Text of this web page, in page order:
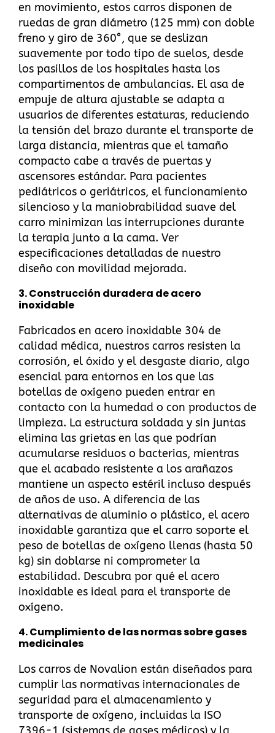
en movimiento, estos carros disponen de
ruedas de gran diámetro (125 mm) con doble
freno y giro de 360°, que se deslizan
suavemente por todo tipo de suelos, desde
los pasillos de los hospitales hasta los
compartimentos de ambulancias. El asa de
empuje de altura ajustable se adapta a
usuarios de diferentes estaturas, reduciendo
la tensión del brazo durante el transporte de
larga distancia, mientras que el tamaño
compacto cabe a través de puertas y
ascensores estándar. Para pacientes
pediátricos o geriátricos, el funcionamiento
silencioso y la maniobrabilidad suave del
carro minimizan las interrupciones durante
la terapia junto a la cama. Ver
especificaciones detalladas de nuestro
diseño con movilidad mejorada.
3.Construcción duradera de acero
inoxidable
Fabricados en acero inoxidable 304 de
calidad médica, nuestros carros resisten la
corrosión, el óxido y el desgaste diario, algo
esencial para entornos en los que las
botellas de oxígeno pueden entrar en
contacto con la humedad o con productos de
limpieza. La estructura soldada y sin juntas
elimina las grietas en las que podrían
acumularse residuos o bacterias, mientras
que el acabado resistente a los arañazos
mantiene un aspecto estéril incluso después
de años de uso. A diferencia de las
alternativas de aluminio o plástico, el acero
inoxidable garantiza que el carro soporte el
peso de botellas de oxígeno llenas (hasta 50
kg) sin doblarse ni comprometer la
estabilidad. Descubra por qué el acero
inoxidable es ideal para el transporte de
oxígeno.
4.Cumplimiento de las normas sobre gases
medicinales
Los carros de Novalion están diseñados para
cumplir las normativas internacionales de
seguridad para el almacenamiento y
transporte de oxígeno, incluidas la ISO